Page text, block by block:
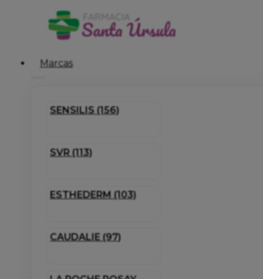
Marcas
SENSILIS (156)
SVR (113)
ESTHEDERM (103)
CAUDALIE (97)